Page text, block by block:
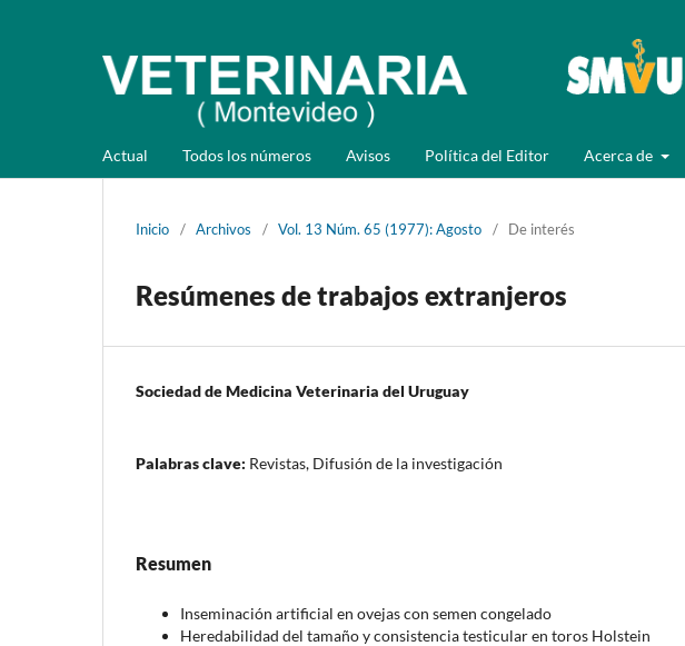
Actual Todos los números Avisos Política del Editor Acerca de
Inicio / Archivos / Vol. 13 Núm. 65 (1977): Agosto / De interés
Resúmenes de trabajos extranjeros
Sociedad de Medicina Veterinaria del Uruguay
Palabras clave: Revistas, Difusión de la investigación
Resumen
Inseminación artificial en ovejas con semen congelado
Heredabilidad del tamaño y consistencia testicular en toros Holstein